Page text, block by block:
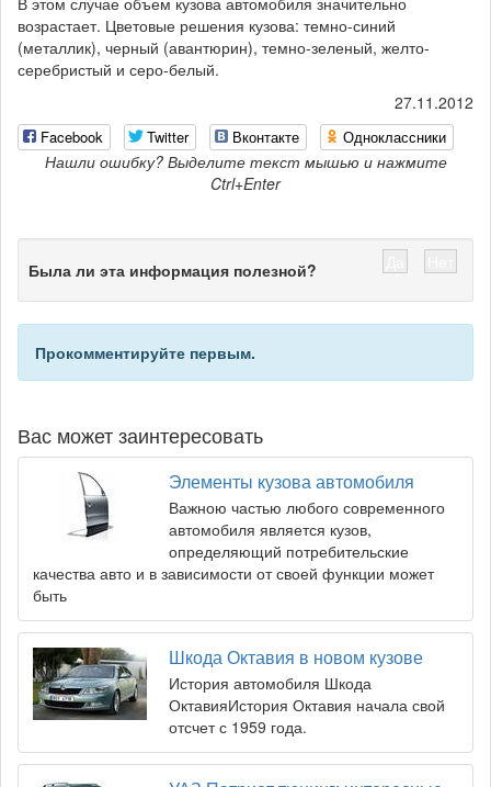
возрастает. Цветовые решения кузова: темно-синий
(металлик), черный (авантюрин), темно-зеленый, желто-
серебристый и серо-белый.
27.11.2012
Facebook Twitter Вконтакте Одноклассники
Нашли ошибку? Выделите текст мышью и нажмите
Ctrl+Enter
Была ли эта информация полезной?
Прокомментируйте первым.
Вас может заинтересовать
Элементы кузова автомобиля
Важною частью любого современного
автомобиля является кузов,
определяющий потребительские
качества авто и в зависимости от своей функции может
быть
Шкода Октавия в новом кузове
История автомобиля Шкода
ОктавияИстория Октавия начала свой
отсчет с 1959 года.